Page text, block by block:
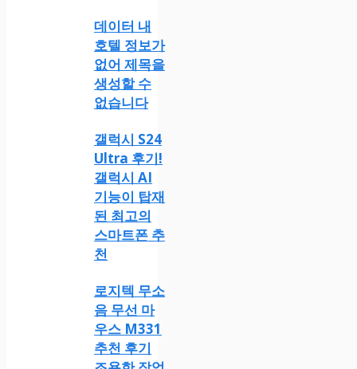
데이터 내
호텔 정보가
없어 제목을
생성할 수
없습니다
갤럭시 S24
Ultra 후기!
갤럭시 AI
기능이 탑재
된 최고의
스마트폰 추
천
로지텍 무소
음 무선 마
우스 M331
추천 후기